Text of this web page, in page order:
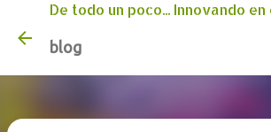
Ir al contenido principal
De todo un poco... Innovando
blog